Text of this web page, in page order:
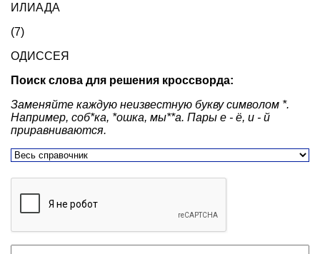
ИЛИАДА
(7)
ОДИССЕЯ
Поиск слова для решения кроссворда:
Заменяйте каждую неизвестную букву символом *.
Например, соб*ка, *ошка, мы**а. Пары е - ё, и - й
приравниваются.